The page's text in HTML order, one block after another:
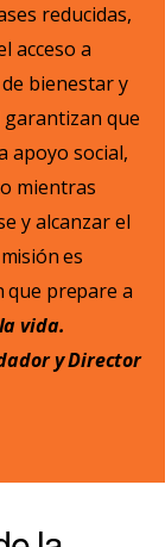
reducidas,
acceso a
bienestar y
garantizan que
apoyo social,
mientras
y alcanzar el
es
que prepare a
vida.
y Director